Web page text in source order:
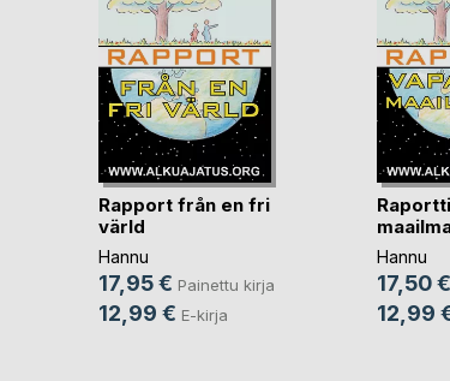
Rapport från en fri
värld
Hannu
17,95 € Painettu kirja
12,99 € E-kirja
Hannu
17,50 €
12,99